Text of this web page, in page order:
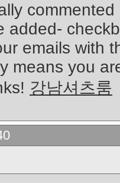
added-
emails with
means you
강남셔츠룸